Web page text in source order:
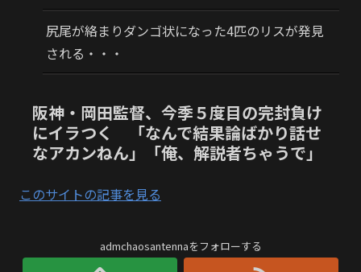
尻尾が絡まりダンゴ状になった4匹のリスが発見
される・・・
阪神・岡田監督、今季５度目の完封負け
にイラつく 「なんで結果論ばかり話せ
なアカンねん」「俺、解説者ちゃうで」
このサイトの記事を見る
admchaosantennaをフォローする